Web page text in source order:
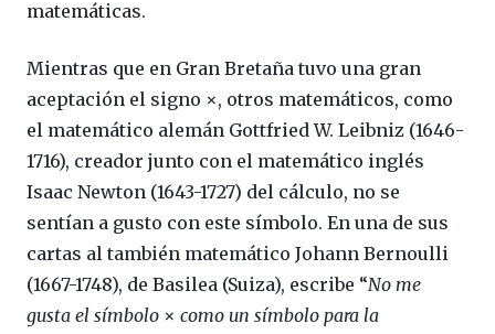
matemáticas.
Mientras que en Gran Bretaña tuvo una gran
aceptación el signo ×, otros matemáticos, como
el matemático alemán Gottfried W. Leibniz (1646-
1716), creador junto con el matemático inglés
Isaac Newton (1643-1727) del cálculo, no se
sentían a gusto con este símbolo. En una de sus
cartas al también matemático Johann Bernoulli
(1667-1748), de Basilea (Suiza), escribe “No me
gusta el símbolo × como un símbolo para la